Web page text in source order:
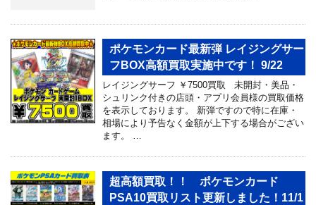
ポケモンカード最新弾 レイジングサー
フBOX高額買取実施中です！ 9/22
レイジングサーフ ￥7500買取 未開封・美品・
シュリンク付きの店頭・アプリ会員様の買取価格
を表示しております。 新弾ですので特に在庫・
相場により予告なく金額が上下する場合がござい
ます。 …
超高額買取！！ ポケモンカード
PSA10買取リスト更新しました！11/1